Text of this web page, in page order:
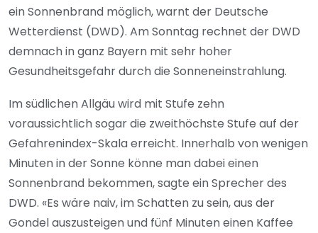
ein Sonnenbrand möglich, warnt der Deutsche
Wetterdienst (DWD). Am Sonntag rechnet der DWD
demnach in ganz Bayern mit sehr hoher
Gesundheitsgefahr durch die Sonneneinstrahlung.
Im südlichen Allgäu wird mit Stufe zehn
voraussichtlich sogar die zweithöchste Stufe auf der
Gefahrenindex-Skala erreicht. Innerhalb von wenigen
Minuten in der Sonne könne man dabei einen
Sonnenbrand bekommen, sagte ein Sprecher des
DWD. «Es wäre naiv, im Schatten zu sein, aus der
Gondel auszusteigen und fünf Minuten einen Kaffee